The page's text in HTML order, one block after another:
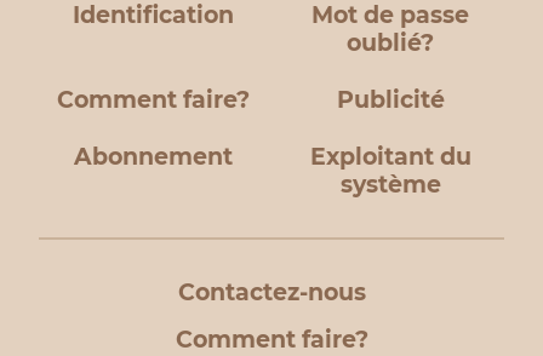
Identification
Mot de passe
oublié?
Comment faire? Publicité
Abonnement
Exploitant du
système
Contactez-nous
Comment faire?